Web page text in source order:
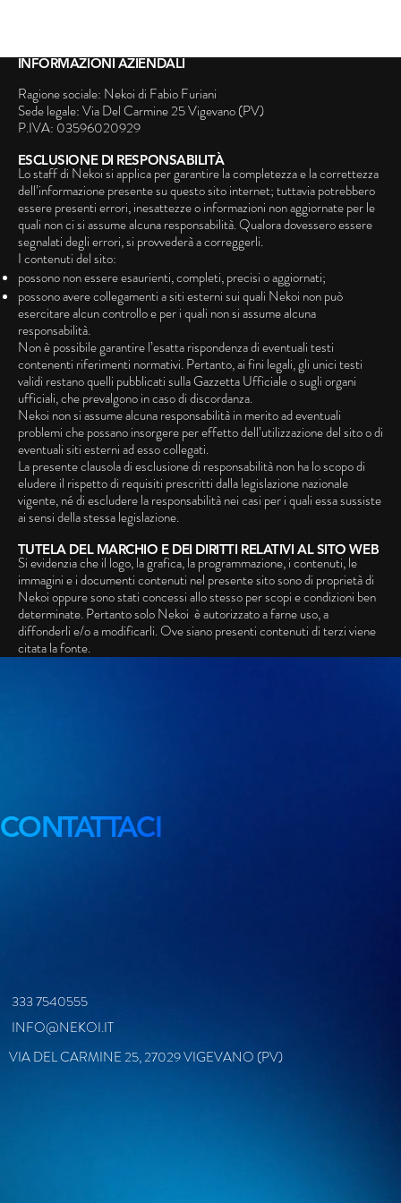
INFORMAZIONI AZIENDALI
Ragione sociale: Nekoi di Fabio Furiani
Sede legale: Via Del Carmine 25 Vigevano (PV)
P.IVA: 03596020929
ESCLUSIONE DI RESPONSABILITÀ
Lo staff di Nekoi si applica per garantire la completezza e la correttezza
dell’informazione presente su questo sito internet; tuttavia potrebbero
essere presenti errori, inesattezze o informazioni non aggiornate per le
quali non ci si assume alcuna responsabilità. Qualora dovessero essere
segnalati degli errori, si provvederà a correggerli.
I contenuti del sito:
possono non essere esaurienti, completi, precisi o aggiornati;
possono avere collegamenti a siti esterni sui quali Nekoi non può
esercitare alcun controllo e per i quali non si assume alcuna
responsabilità.
Non è possibile garantire l’esatta rispondenza di eventuali testi
contenenti riferimenti normativi. Pertanto, ai fini legali, gli unici testi
validi restano quelli pubblicati sulla Gazzetta Ufficiale o sugli organi
ufficiali, che prevalgono in caso di discordanza.
Nekoi non si assume alcuna responsabilità in merito ad eventuali
problemi che possano insorgere per effetto dell’utilizzazione del sito o di
eventuali siti esterni ad esso collegati.
La presente clausola di esclusione di responsabilità non ha lo scopo di
eludere il rispetto di requisiti prescritti dalla legislazione nazionale
vigente, né di escludere la responsabilità nei casi per i quali essa sussiste
ai sensi della stessa legislazione.
TUTELA DEL MARCHIO E DEI DIRITTI RELATIVI AL SITO WEB
Si evidenzia che il logo, la grafica, la programmazione, i contenuti, le
immagini e i documenti contenuti nel presente sito sono di proprietà di
Nekoi oppure sono stati concessi allo stesso per scopi e condizioni ben
determinate. Pertanto solo Nekoi è autorizzato a farne uso, a
diffonderli e/o a modificarli. Ove siano presenti contenuti di terzi viene
citata la fonte.
CONTATTACI
333 7540555
INFO@NEKOI.IT
VIA DEL CARMINE 25, 27029 VIGEVANO (PV)